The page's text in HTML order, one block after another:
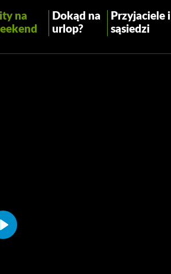
na
Dokąd na
urlop?
Przyjaciele i
sąsiedzi
Play